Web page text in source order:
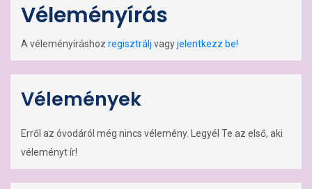
Véleményírás
A véleményíráshoz regisztrálj vagyjelentkezz be!
Vélemények
Erről az óvodáról még nincs vélemény. Legyél Te az első, aki
véleményt ír!